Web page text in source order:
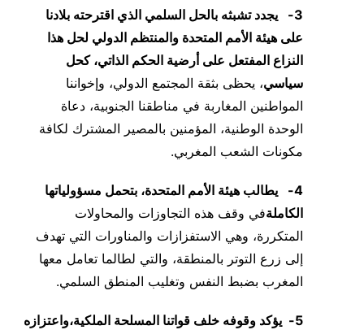
3- يجدد تشبثه بالحل السلمي الذي اقترحته بلادنا
على هيئة الأمم المتحدة والمنتظم الدولي لحل هذا
النزاع المفتعل على أرضية الحكم الذاتي، كحل
سياسي، يحظى بثقة المجتمع الدولي، وإخواننا
المواطنين المغاربة في مناطقنا الجنوبية، دعاة
الوحدة الوطنية، المؤمنين بالمصير المشترك لكافة
مكونات الشعب المغربي.
4- يطالب هيئة الأمم المتحدة، بتحمل مسؤولياتها
الكاملةفي وقف هذه التجاوزات والمحاولات
المتكررة، وهي الاستفزازات والمناورات التي تهدف
إلى زرع التوتر بالمنطقة، والتي لطالما تعامل معها
المغرب بضبط النفس وتغليب المنطق السلمي.
5- يؤكد وقوفه خلف قواتنا المسلحة الملكية،واعتزازه